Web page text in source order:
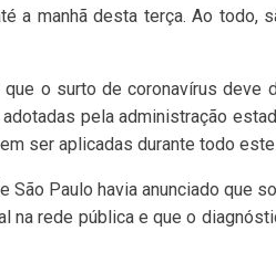
a manhã desta terça. Ao
o surto de coronavírus deve
pela administração
ser aplicadas durante todo
São Paulo havia anunciado que
na rede pública e que o